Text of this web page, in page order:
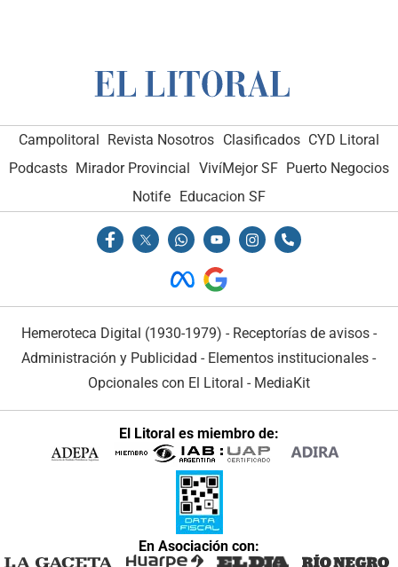
Campolitoral Revista Nosotros Clasificados CYD Litoral
Podcasts Mirador Provincial VivíMejor SF Puerto Negocios
Notife Educacion SF
Hemeroteca Digital (1930-1979) - Receptorías de avisos -
Administración y Publicidad - Elementos institucionales -
Opcionales con El Litoral - MediaKit
El Litoral es miembro de:
En Asociación con: